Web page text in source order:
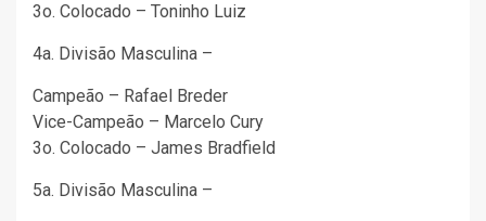
3o. Colocado – Toninho Luiz
4a. Divisão Masculina –
Campeão – Rafael Breder
Vice-Campeão – Marcelo Cury
3o. Colocado – James Bradfield
5a. Divisão Masculina –